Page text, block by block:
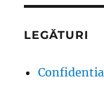
LEGĂTURI